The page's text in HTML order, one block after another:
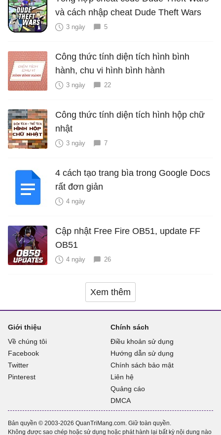
và cách nhập cheat Dude Theft Wars
3 ngày 5
Công thức tính diện tích hình bình
hành, chu vi hình bình hành
3 ngày 22
Công thức tính diện tích hình hộp chữ
nhật
3 ngày 7
4 cách tạo trang bìa trong Google Docs
rất đơn giản
4 ngày
Cập nhật Free Fire OB51, update FF
OB51
4 ngày 26
Xem thêm
Giới thiệu
Về chúng tôi
Facebook
Twitter
Pinterest
Chính sách
Điều khoản sử dụng
Hướng dẫn sử dụng
Chính sách bảo mật
Liên hệ
Quảng cáo
DMCA
Bản quyền © 2003-2026 QuanTriMang.com. Giữ toàn quyền.
Không được sao chép hoặc sử dụng hoặc phát hành lại bất kỳ nội dung nào